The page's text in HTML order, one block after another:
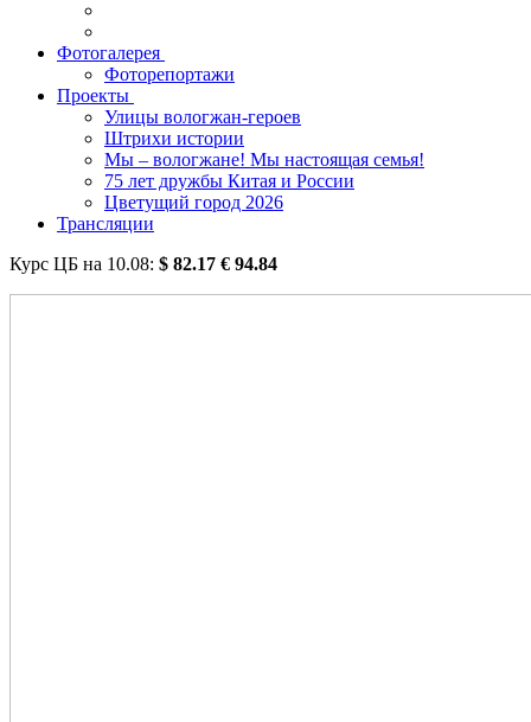
Фотогалерея
Фоторепортажи
Проекты
Улицы вологжан-героев
Штрихи истории
Мы – вологжане! Мы настоящая семья!
75 лет дружбы Китая и России
Цветущий город 2026
Трансляции
Курс ЦБ на 10.08: $ 82.17 € 94.84